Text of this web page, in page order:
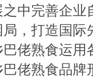
中完善企业
，打造国际
佬熟食运用
佬熟食品牌